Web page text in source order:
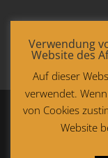
Verwendung
Website des
Auf dieser
verwendet.
von Cookies
Website